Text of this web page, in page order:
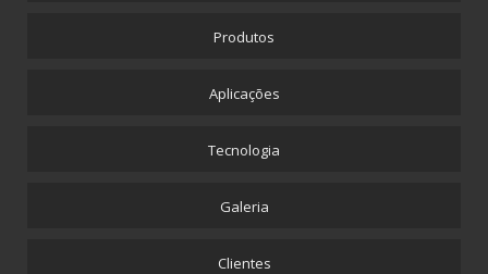
Produtos
Aplicações
Tecnologia
Galeria
Clientes